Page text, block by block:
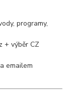
programy,
+ výběr CZ
emailem